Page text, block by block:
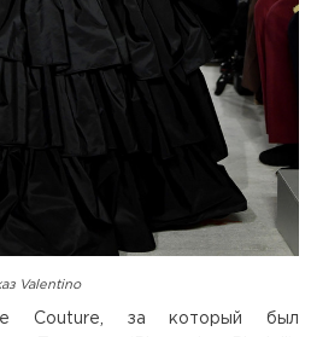
Valentino
Couture, за который был